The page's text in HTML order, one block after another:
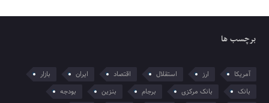
برچسب ها
آمریکا ارز استقلال اقتصاد ایران
بازار
بانک
بانک مرکزی برجام بنزین
بودجه